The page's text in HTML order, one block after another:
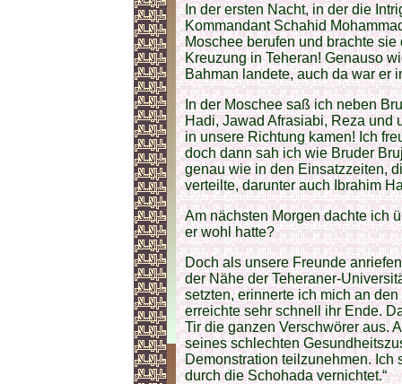
In der ersten Nacht, in der die
Kommandant Schahid
Moschee berufen und brachte
Kreuzung in Teheran! Genauso
Bahman landete, auch da war er
In der Moschee saß ich neben
Hadi, Jawad Afrasiabi, Reza und
in unsere Richtung kamen! Ich
doch dann sah ich wie Bruder
genau wie in den Einsatzzeiten,
verteilte, darunter auch Ibrahim
Am nächsten Morgen dachte ich
er wohl hatte?
Doch als unsere Freunde
der Nähe der Teheraner-
setzten, erinnerte ich mich an
erreichte sehr schnell ihr Ende.
Tir die ganzen Verschwörer aus.
seines schlechten
Demonstration teilzunehmen. Ich
durch die Schohada vernichtet.“